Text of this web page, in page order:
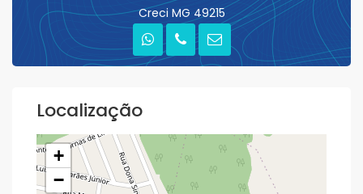
Creci MG 49215
Localização
+
−